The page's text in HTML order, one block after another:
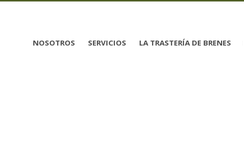
NOSOTROS SERVICIOS LA TRASTERÍA DE BRENES